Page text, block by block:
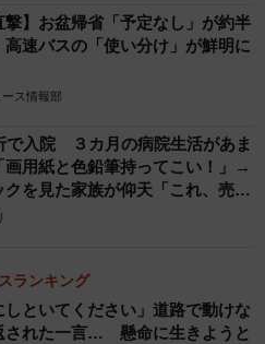
撃】お盆帰省「予定なし」が約半
速バスの「使い分け」が鮮明に
ース情報部
で入院 ３カ月の病院生活があま
画用紙と色鉛筆持ってこい！」→
クを見た家族が仰天「これ、売れ
ランキング
しといてください」道路で動けな
された一言… 懸命に生きようと